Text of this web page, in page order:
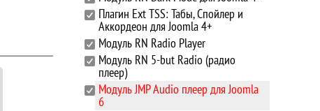
Плагин Ext TSS: Табы, Спойлер и
Аккордеон для Joomla 4+
Модуль RN Radio Player
Модуль RN 5-but Radio (радио
плеер)
Модуль JMP Audio плеер для Joomla
6